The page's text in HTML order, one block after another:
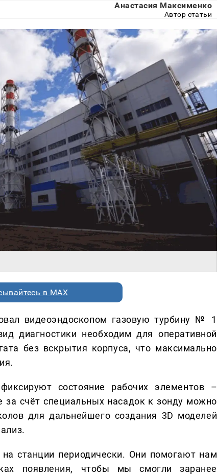
Анастасия Максименко
Автор статьи
в MAX
видеоэндоскопом газовую турбину № 1
диагностики необходим для оперативной
без вскрытия корпуса, что максимально
состояние рабочих элементов –
за счёт специальных насадок к зонду можно
для дальнейшего создания 3D моделей
станции периодически. Они помогают нам
появления, чтобы мы смогли заранее